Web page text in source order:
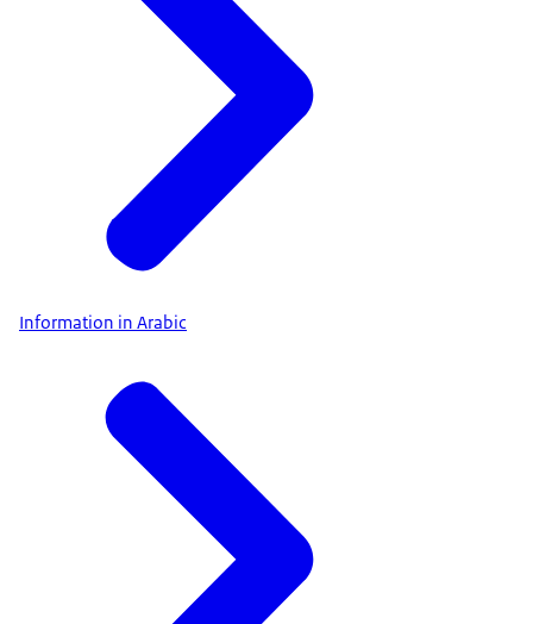
Information in Arabic